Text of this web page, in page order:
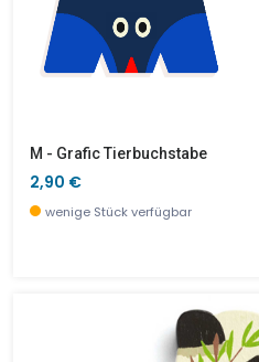
M - Grafic Tierbuchstabe
2,90 €
wenige Stück verfügbar